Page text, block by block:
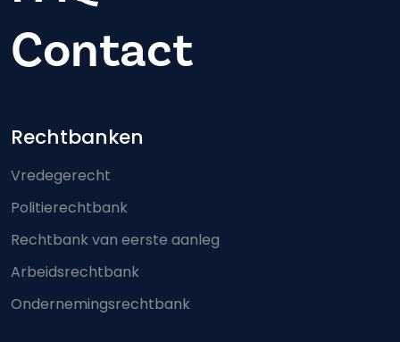
Contact
Footer-menu
Rechtbanken
Vredegerecht
Politierechtbank
Rechtbank van eerste aanleg
Arbeidsrechtbank
Ondernemingsrechtbank